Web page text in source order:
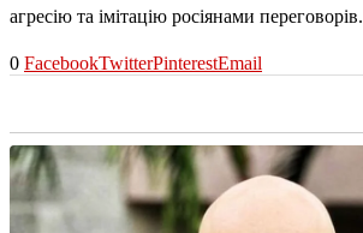
агресію та імітацію росіянами переговорів.
0 FacebookTwitterPinterestEmail